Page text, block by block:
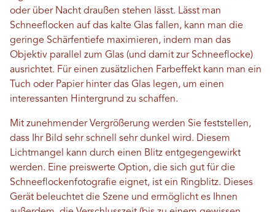
oder über Nacht draußen stehen lässt. Lässt man
Schneeflocken auf das kalte Glas fallen, kann man die
geringe Schärfentiefe maximieren, indem man das
Objektiv parallel zum Glas (und damit zur Schneeflocke)
ausrichtet. Für einen zusätzlichen Farbeffekt kann man ein
Tuch oder Papier hinter das Glas legen, um einen
interessanten Hintergrund zu schaffen.
Mit zunehmender Vergrößerung werden Sie feststellen,
dass Ihr Bild sehr schnell sehr dunkel wird. Diesem
Lichtmangel kann durch einen Blitz entgegengewirkt
werden. Eine preiswerte Option, die sich gut für die
Schneeflockenfotografie eignet, ist ein Ringblitz. Dieses
Gerät beleuchtet die Szene und ermöglicht es Ihnen